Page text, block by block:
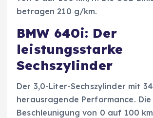
betragen 210 g/km.
BMW 640i: Der
leistungsstarke
Sechszylinder
Der 3,0-Liter-Sechszylinder mit
herausragende Performance. Die
Beschleunigung von 0 auf 100